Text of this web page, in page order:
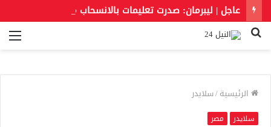
بحث
الرئيسية/سلايدر
سلايدر مصر